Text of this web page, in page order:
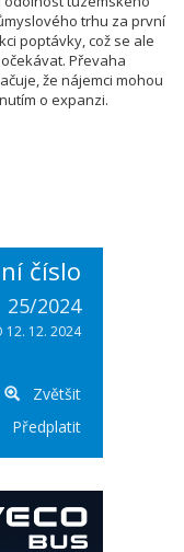
trhu za první
poptávky, což se ale
Převaha
že nájemci mohou
o expanzi.
číslo
25/2024
12. 12. 2024
Zvětšit
Předplatit